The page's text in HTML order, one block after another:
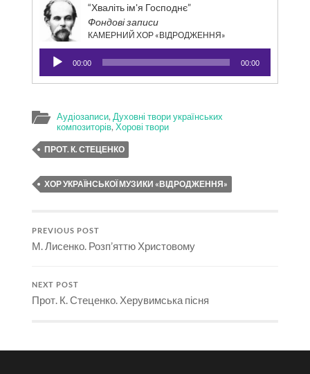
“Хваліть ім'я Господнє”
Фондові записи
КАМЕРНИЙ ХОР «ВІДРОДЖЕННЯ»
Аудіопрогравач
00:00 00:00
Аудіозаписи, Духовні твори українських
композиторів,Хорові твори
ПРОТ. К. СТЕЦЕНКО
ХОР УКРАЇНСЬКОЇ МУЗИКИ «ВІДРОДЖЕННЯ»
PREVIOUS POST
М. Лисенко. Розп’яттю Христовому
NEXT POST
Прот. К. Стеценко. Херувимська пісня